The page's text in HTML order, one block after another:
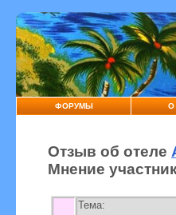
ФОРУМЫ О
Отзыв об отеле
Мнение
Тема: